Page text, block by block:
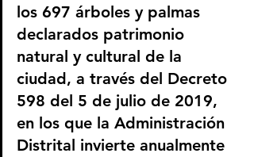
los 697 árboles y palmas
declarados patrimonio
natural y cultural de la
ciudad, a través del Decreto
598 del 5 de julio de 2019,
en los que la Administración
Distrital invierte anualmente